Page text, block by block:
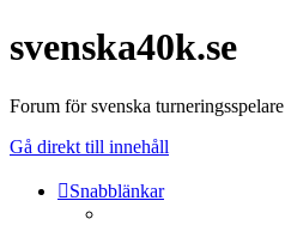
svenska40k.se
Forum för svenska turneringsspelare
Gå direkt till innehåll
Snabblänkar